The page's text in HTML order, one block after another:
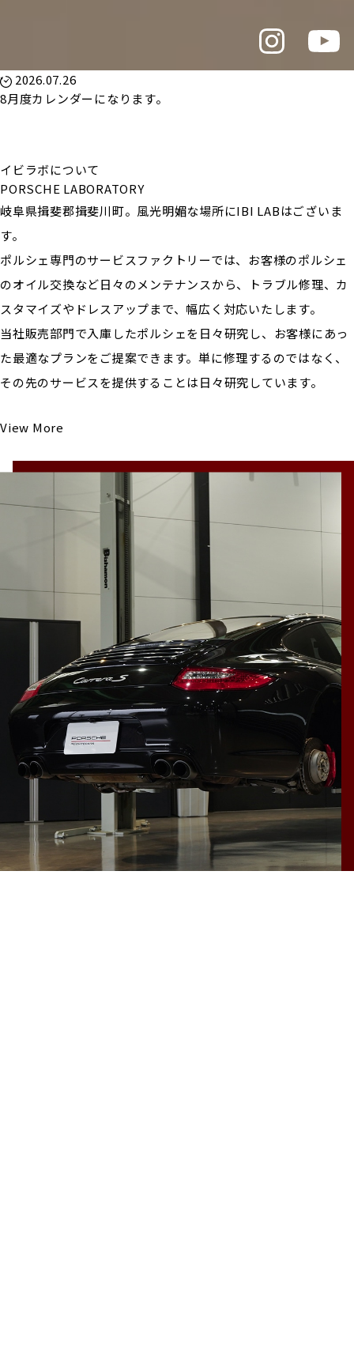
2026.07.26
8月度カレンダーになります。
イビラボについて
PORSCHE LABORATORY
岐阜県揖斐郡揖斐川町。風光明媚な場所にIBI LABはございま
す。
ポルシェ専門のサービスファクトリーでは、お客様のポルシェ
のオイル交換など日々のメンテナンスから、トラブル修理、カ
スタマイズやドレスアップまで、幅広く対応いたします。
当社販売部門で入庫したポルシェを日々研究し、お客様にあっ
た最適なプランをご提案できます。単に修理するのではなく、
その先のサービスを提供することは日々研究しています。
View More